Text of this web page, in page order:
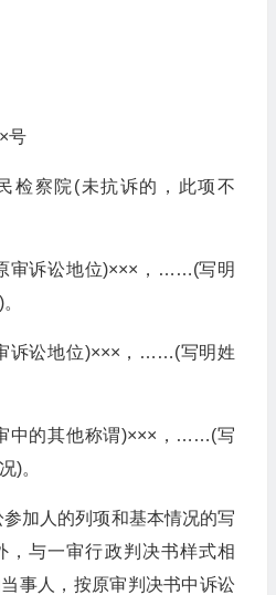
号
检察院(未抗诉的，此项不
审诉讼地位)×××，……(写明
诉讼地位)×××，……(写明姓
中的其他称谓)×××，……(写
)。
加人的列项和基本情况的写
，与一审行政判决书样式相
事人，按原审判决书中诉讼